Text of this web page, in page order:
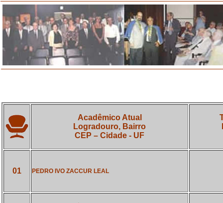
Acadêmico Atual
Logradouro, Bairro
CEP – Cidade - UF
01 PEDRO IVO ZACCUR LEAL